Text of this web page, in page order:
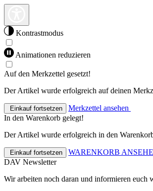
Kontrastmodus
Animationen reduzieren
Auf den Merkzettel gesetzt!
Der Artikel wurde erfolgreich auf deinen
Einkauf fortsetzen
Merkzettel ansehen
In den Warenkorb gelegt!
Der Artikel wurde erfolgreich in den
Einkauf fortsetzen
WARENKORB
DAV Newsletter
Wir arbeiten noch daran und informieren euch